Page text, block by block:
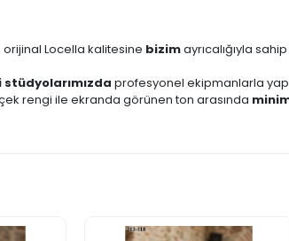
Locella kalitesine bizimayrıcalığıyla
stüdyolarımızda profesyonel ekipmanlarla
rengi ile ekranda görünen ton arasında